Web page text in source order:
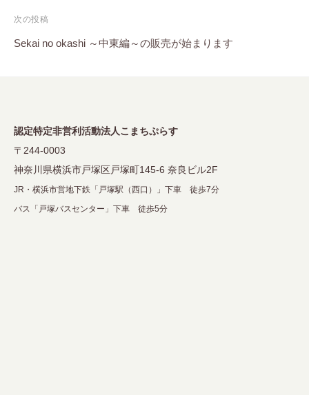
ビ
ョ
ン
次の投稿
Sekai no okashi ～中東編～の販売が始まります
認定特定非営利活動法人こまちぷらす
〒244-0003
神奈川県横浜市戸塚区戸塚町145-6 奈良ビル2F
JR・横浜市営地下鉄「戸塚駅（西口）」下車 徒歩7分
バス「戸塚バスセンター」下車 徒歩5分